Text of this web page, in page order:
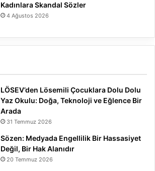
Kadınlara Skandal Sözler
4 Ağustos 2026
LÖSEV’den Lösemili Çocuklara Dolu Dolu
Yaz Okulu: Doğa, Teknoloji ve Eğlence Bir
Arada
31 Temmuz 2026
Sözen: Medyada Engellilik Bir Hassasiyet
Değil, Bir Hak Alanıdır
20 Temmuz 2026